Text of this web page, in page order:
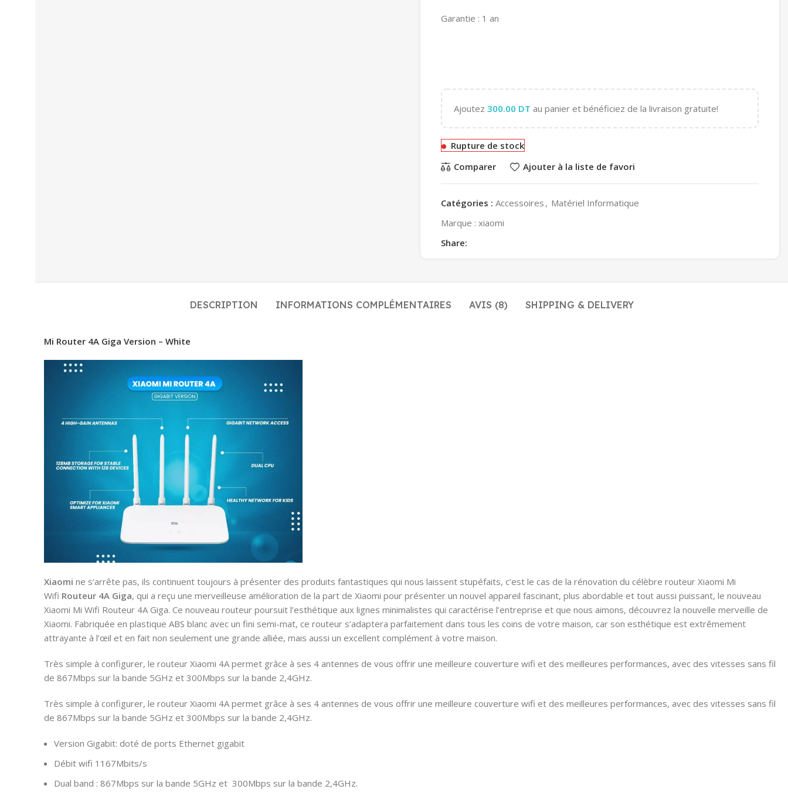
Garantie : 1 an
Ajoutez 300.00 DT au panier et bénéficiez de la livraison gratuite!
Rupture de stock
Comparer
Ajouter à la liste de favori
Catégories : Accessoires , Matériel Informatique
Marque : xiaomi
Share:
DESCRIPTION INFORMATIONS COMPLÉMENTAIRES AVIS (8) SHIPPING & DELIVERY
Mi Router 4A Giga Version – White
Xiaomi ne s’arrête pas, ils continuent toujours à présenter des produits fantastiques qui nous laissent stupéfaits, c’est le cas de la rénovation du célèbre routeur Xiaomi Mi
Wifi Routeur 4A Giga, qui a reçu une merveilleuse amélioration de la part de Xiaomi pour présenter un nouvel appareil fascinant, plus abordable et tout aussi puissant, le nouveau
Xiaomi Mi Wifi Routeur 4A Giga. Ce nouveau routeur poursuit l’esthétique aux lignes minimalistes qui caractérise l’entreprise et que nous aimons, découvrez la nouvelle merveille de
Xiaomi. Fabriquée en plastique ABS blanc avec un fini semi-mat, ce routeur s’adaptera parfaitement dans tous les coins de votre maison, car son esthétique est extrêmement
attrayante à l’œil et en fait non seulement une grande alliée, mais aussi un excellent complément à votre maison.
Très simple à configurer, le routeur Xiaomi 4A permet grâce à ses 4 antennes de vous offrir une meilleure couverture wifi et des meilleures performances, avec des vitesses sans fil
de 867Mbps sur la bande 5GHz et 300Mbps sur la bande 2,4GHz.
Très simple à configurer, le routeur Xiaomi 4A permet grâce à ses 4 antennes de vous offrir une meilleure couverture wifi et des meilleures performances, avec des vitesses sans fil
de 867Mbps sur la bande 5GHz et 300Mbps sur la bande 2,4GHz.
Version Gigabit: doté de ports Ethernet gigabit
Débit wifi 1167Mbits/s
Dual band : 867Mbps sur la bande 5GHz et 300Mbps sur la bande 2,4GHz.